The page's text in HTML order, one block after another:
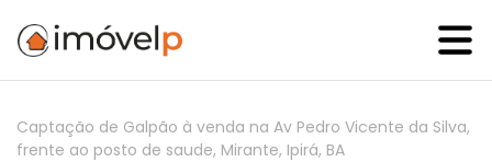
Captação de Galpão à venda na Av Pedro Vicente da Silva,
frente ao posto de saude, Mirante, Ipirá, BA